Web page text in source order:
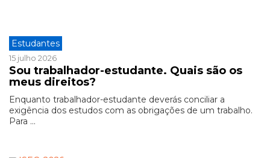
Estudantes
15 julho 2026
Sou trabalhador-estudante. Quais são os
meus direitos?
Enquanto trabalhador-estudante deverás conciliar a
exigência dos estudos com as obrigações de um trabalho.
Para ...